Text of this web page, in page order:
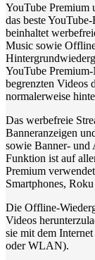
YouTube Premium
das beste
beinhaltet
Music sowie
YouTube
begrenzten Videos
normalerweise
Das werbefreie
Banneranzeigen
sowie Banner- und
Funktion ist auf
Premium
Smartphones,
Die Offline-
Videos
sie mit dem
oder WLAN).